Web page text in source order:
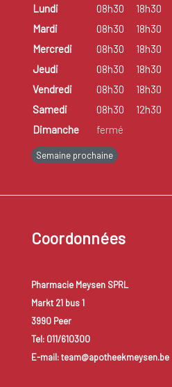
Lundi 08h30
18h30
Mardi
08h30
18h30
Mercredi
08h30
18h30
Jeudi
08h30
18h30
Vendredi
08h30
18h30
Samedi
08h30
12h30
Dimanche
fermé
Semaine prochaine
Coordonnées
Pharmacie Meysen SPRL
Markt 21 bus 1
3990 Peer
Tel: 011/610300
E-mail: team@apotheekmeysen.be